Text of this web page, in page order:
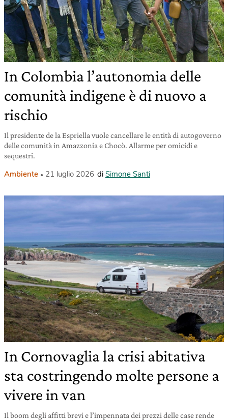
In Colombia l’autonomia delle
comunità indigene è di nuovo a
rischio
Il presidente de la Espriella vuole cancellare le entità di autogoverno
delle comunità in Amazzonia e Chocò. Allarme per omicidi e
sequestri.
Ambiente 21 luglio 2026 di Simone Santi
In Cornovaglia la crisi abitativa
sta costringendo molte persone a
vivere in van
Il boom degli affitti brevi e l’impennata dei prezzi delle case rende